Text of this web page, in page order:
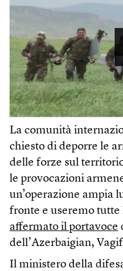
La comunità
chiesto di deporre le
delle forze sul
le provocazioni
un’operazione ampia
fronte e useremo tutte
affermato il portavoce
dell’Azerbaigian,
Il ministero della